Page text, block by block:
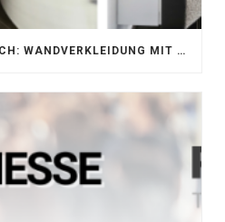
AKUSTIK IM SPA-BEREICH: WANDVERKLEIDUNG MIT SILENTPROTECT CORE